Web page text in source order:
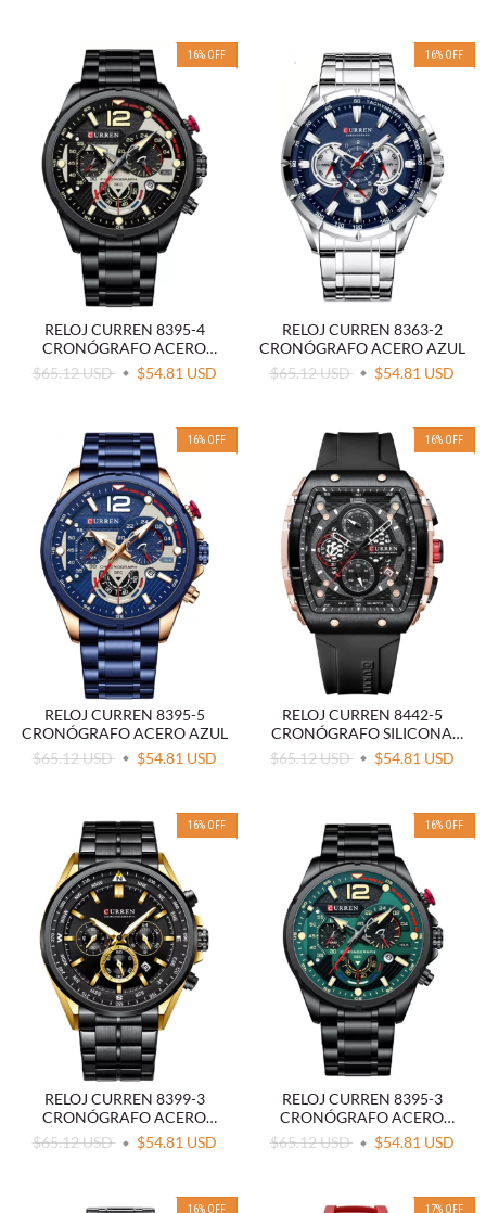
16% OFF
RELOJ CURREN 8395-4
CRONÓGRAFO ACERO
NEGRO
$65.12 USD $54.81 USD
16% OFF
RELOJ CURREN 8363-2
CRONÓGRAFO ACERO AZUL
$65.12 USD
$54.81 USD
16% OFF
RELOJ CURREN 8395-5
CRONÓGRAFO ACERO AZUL
$65.12 USD
$54.81 USD
16% OFF
RELOJ CURREN 8442-5
CRONÓGRAFO SILICONA
NEGRO
$65.12 USD $54.81 USD
16% OFF
RELOJ CURREN 8399-3
CRONÓGRAFO ACERO
NEGRO
$65.12 USD $54.81 USD
16% OFF
RELOJ CURREN 8395-3
CRONÓGRAFO ACERO
VERDE
$65.12 USD $54.81 USD
16% OFF 17% OFF